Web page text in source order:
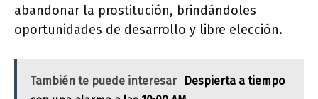
abandonar la prostitución, brindándoles
oportunidades de desarrollo y libre elección.
También te puede interesar
Despierta a tiempo